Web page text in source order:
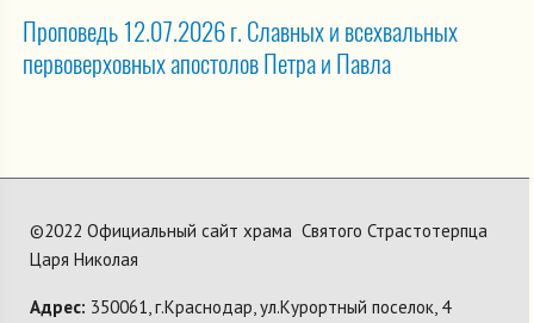
Проповедь 12.07.2026 г. Славных и всехвальных
первоверховных апостолов Петра и Павла
©2022 Официальный сайт храма Святого Страстотерпца
Царя Николая
Адрес: 350061, г.Краснодар, ул.Курортный поселок, 4